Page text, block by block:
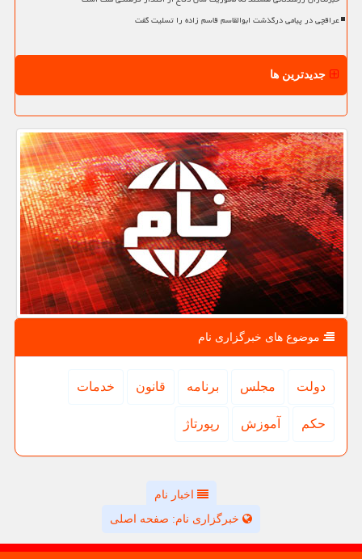
عراقچی در پیامی درگذشت ابوالقاسم قاسم زاده را تسلیت گفت
جدیدترین ها
موضوع های خبرگزاری نام
دولت مجلس برنامه قانون خدمات
حكم آموزش رپورتاژ
اخبار نام
خبرگزاری نام: صفحه اصلی